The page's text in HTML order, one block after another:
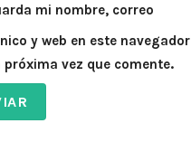
mi nombre, correo
y web en este navegador
próxima vez que comente.